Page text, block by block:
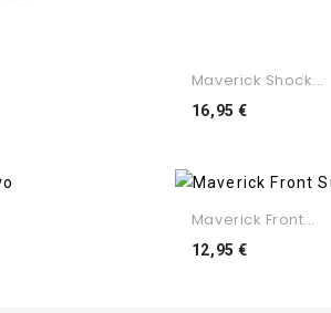
Maverick Shock...
16,95 €Preço
Maverick Front...
12,95 €Preço